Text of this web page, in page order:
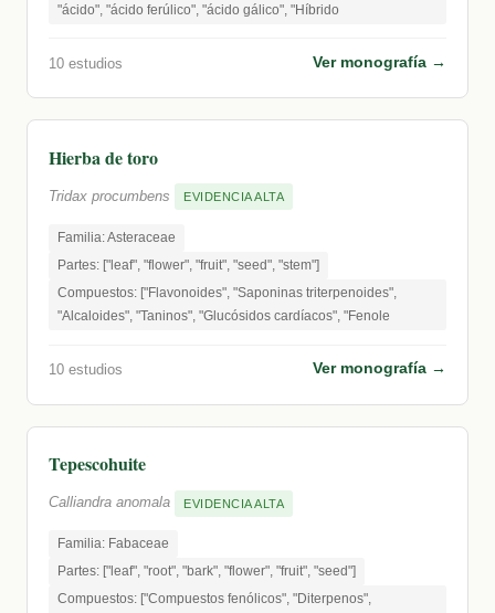
"ácido", "ácido ferúlico", "ácido gálico", "Híbrido
10 estudios Ver monografía →
Hierba de toro
Tridax procumbens EVIDENCIA ALTA
Familia: Asteraceae
Partes: ["leaf", "flower", "fruit", "seed", "stem"]
Compuestos: ["Flavonoides", "Saponinas triterpenoides",
"Alcaloides", "Taninos", "Glucósidos cardíacos", "Fenole
10 estudios Ver monografía →
Tepescohuite
Calliandra anomala EVIDENCIA ALTA
Familia: Fabaceae
Partes: ["leaf", "root", "bark", "flower", "fruit", "seed"]
Compuestos: ["Compuestos fenólicos", "Diterpenos",